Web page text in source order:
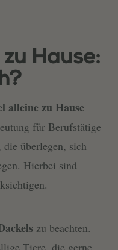
Hause:
alleine zu Hause
für Berufstätige
überlegen, sich
Hierbei sind
zu beachten.
Tiere, die gerne